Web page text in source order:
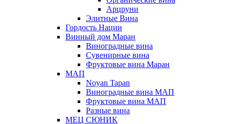
Арцруни
Элитные Вина
Гордость Нации
Винный дом Маран
Виноградные вина
Сувенирные вина
Фруктовые вина Маран
МАП
Noyan Tapan
Виноградные вина МАП
Фруктовые вина МАП
Разные вина
МЕЦ СЮНИК